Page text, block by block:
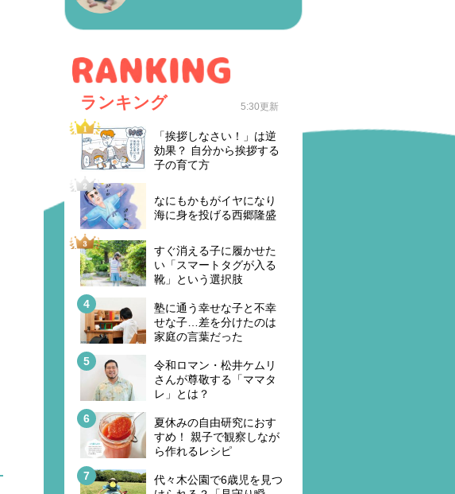
ランキング 5:30更新
「挨拶しなさい！」は逆
効果？ 自分から挨拶する
子の育て方
なにもかもがイヤになり
海に身を投げる西郷隆盛
すぐ消える子に履かせた
い「スマートタグが入る
靴」という選択肢
塾に通う幸せな子と不幸
せな子…差を分けたのは
家庭の言葉だった
令和ロマン・松井ケムリ
さんが尊敬する「ママタ
レ」とは？
夏休みの自由研究におす
すめ！ 親子で観察しなが
ら作れるレシピ
代々木公園で6歳児を見つ